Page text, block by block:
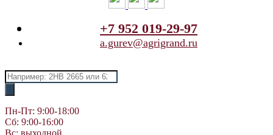
+7 952 019-29-97
a.gurev@agrigrand.ru
Поиск
товаров
Пн-Пт: 9:00-18:00
Сб: 9:00-16:00
Вс: выходной